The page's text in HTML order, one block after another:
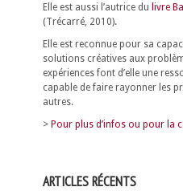
Elle est aussi l’autrice du livre
(Trécarré, 2010).
Elle est reconnue pour sa
solutions créatives aux
expériences font d’elle une
capable de faire rayonner les
autres.
> Pour plus d’infos ou pour la
ARTICLES RÉCENTS